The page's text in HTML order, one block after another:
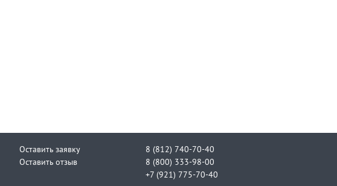
Оставить заявку
Оставить отзыв
8 (812) 740-70-40
8 (800) 333-98-00
+7 (921) 775-70-40